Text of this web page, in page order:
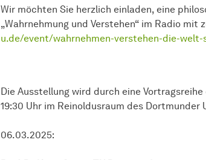
Wir möchten Sie herzlich einladen, eine
„Wahrnehmung und Verstehen“ im Radio mit
u.de/event/wahrnehmen-verstehen-die-
Die Ausstellung wird durch eine
19:30 Uhr im Reinoldusraum des
06.03.2025: